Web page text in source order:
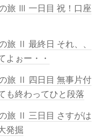
旅 Ⅲ 一日目 祝！口座
旅 Ⅱ 最終日 それ、、
よぉー・・
旅 Ⅱ 四日目 無事片付
も終わってひと段落
旅 Ⅱ 三日目 さすがは
発掘